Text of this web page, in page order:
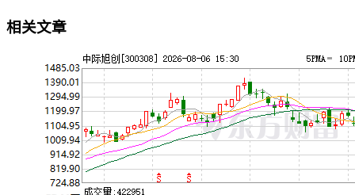
相关文章